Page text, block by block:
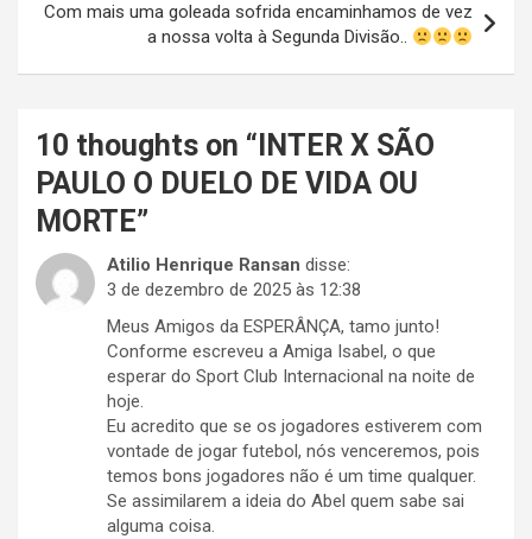
Com mais uma goleada sofrida encaminhamos de vez
a nossa volta à Segunda Divisão..
10 thoughts on “ INTER X SÃO
PAULO O DUELO DE VIDA OU
MORTE”
Atilio Henrique Ransan disse:
3 de dezembro de 2025 às 12:38
Meus Amigos da ESPERÂNÇA, tamo junto!
Conforme escreveu a Amiga Isabel, o que
esperar do Sport Club Internacional na noite de
hoje.
Eu acredito que se os jogadores estiverem com
vontade de jogar futebol, nós venceremos, pois
temos bons jogadores não é um time qualquer.
Se assimilarem a ideia do Abel quem sabe sai
alguma coisa.